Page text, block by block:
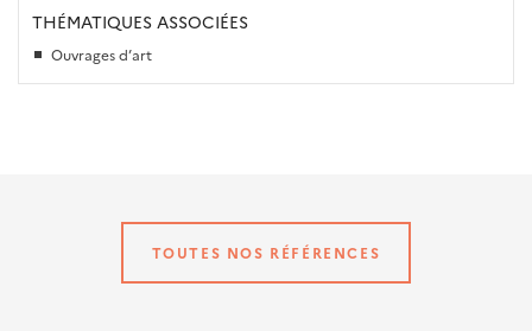
THÉMATIQUES ASSOCIÉES
Ouvrages d’art
TOUTES NOS RÉFÉRENCES